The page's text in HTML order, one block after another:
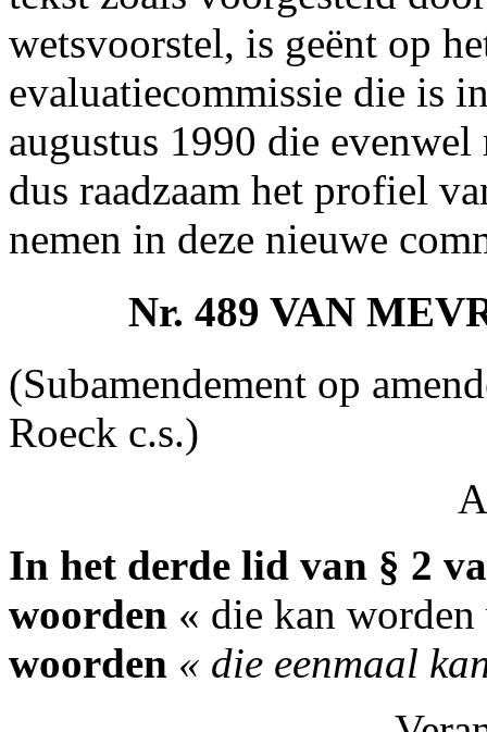
wetsvoorstel, is geënt op
evaluatiecommissie die is
augustus 1990 die
dus raadzaam het profiel
nemen in deze nieuwe
Nr. 489 VAN
(Subamendement op
Roeck c.s.)
In het derde lid van § 2
woorden « die kan
woorden « die eenmaal